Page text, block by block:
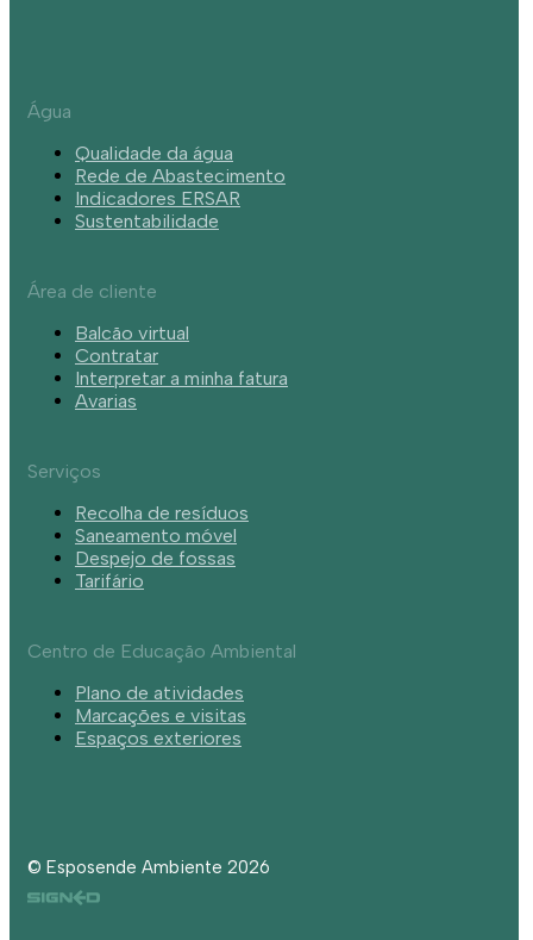
Água
Qualidade da água
Rede de Abastecimento
Indicadores ERSAR
Sustentabilidade
Área de cliente
Balcão virtual
Contratar
Interpretar a minha fatura
Avarias
Serviços
Recolha de resíduos
Saneamento móvel
Despejo de fossas
Tarifário
Centro de Educação Ambiental
Plano de atividades
Marcações e visitas
Espaços exteriores
© Esposende Ambiente 2026